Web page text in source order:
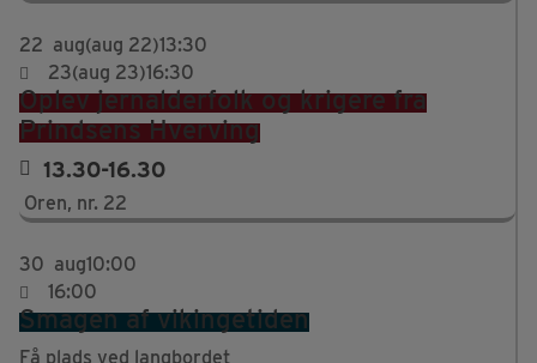
22 aug(aug 22)13:30
23(aug 23)16:30
Oplev jernalderfolk og krigere fra
Prindsens Hverving
13.30-16.30
Oren, nr. 22
30 aug10:00
16:00
Smagen af vikingetiden
Få plads ved langbordet